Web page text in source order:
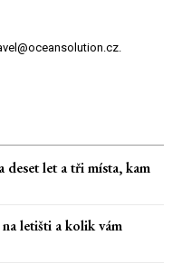
deset let a tři místa, kam
letišti a kolik vám